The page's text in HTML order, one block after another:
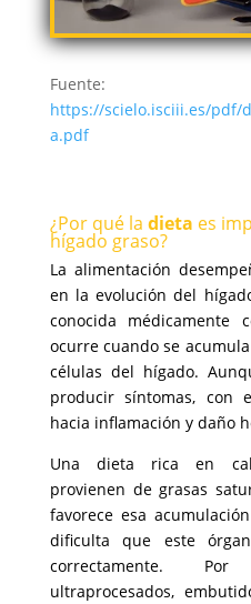
Fuente:
https://scielo.isciii.es/pdf/
a.pdf
¿Por qué la dieta es
hígado graso?
La alimentación
en la evolución del
conocida médicamente
ocurre cuando se
células del hígado.
producir síntomas, con
hacia inflamación y daño
Una dieta rica en
provienen de grasas
favorece esa
dificulta que este
correctamente.
ultraprocesados,